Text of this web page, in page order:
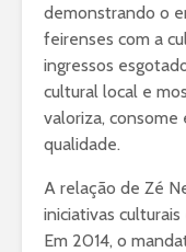
demonstrando o
feirenses com a
ingressos
cultural local e
valoriza, consome
qualidade.
A relação de Zé
iniciativas
Em 2014, o